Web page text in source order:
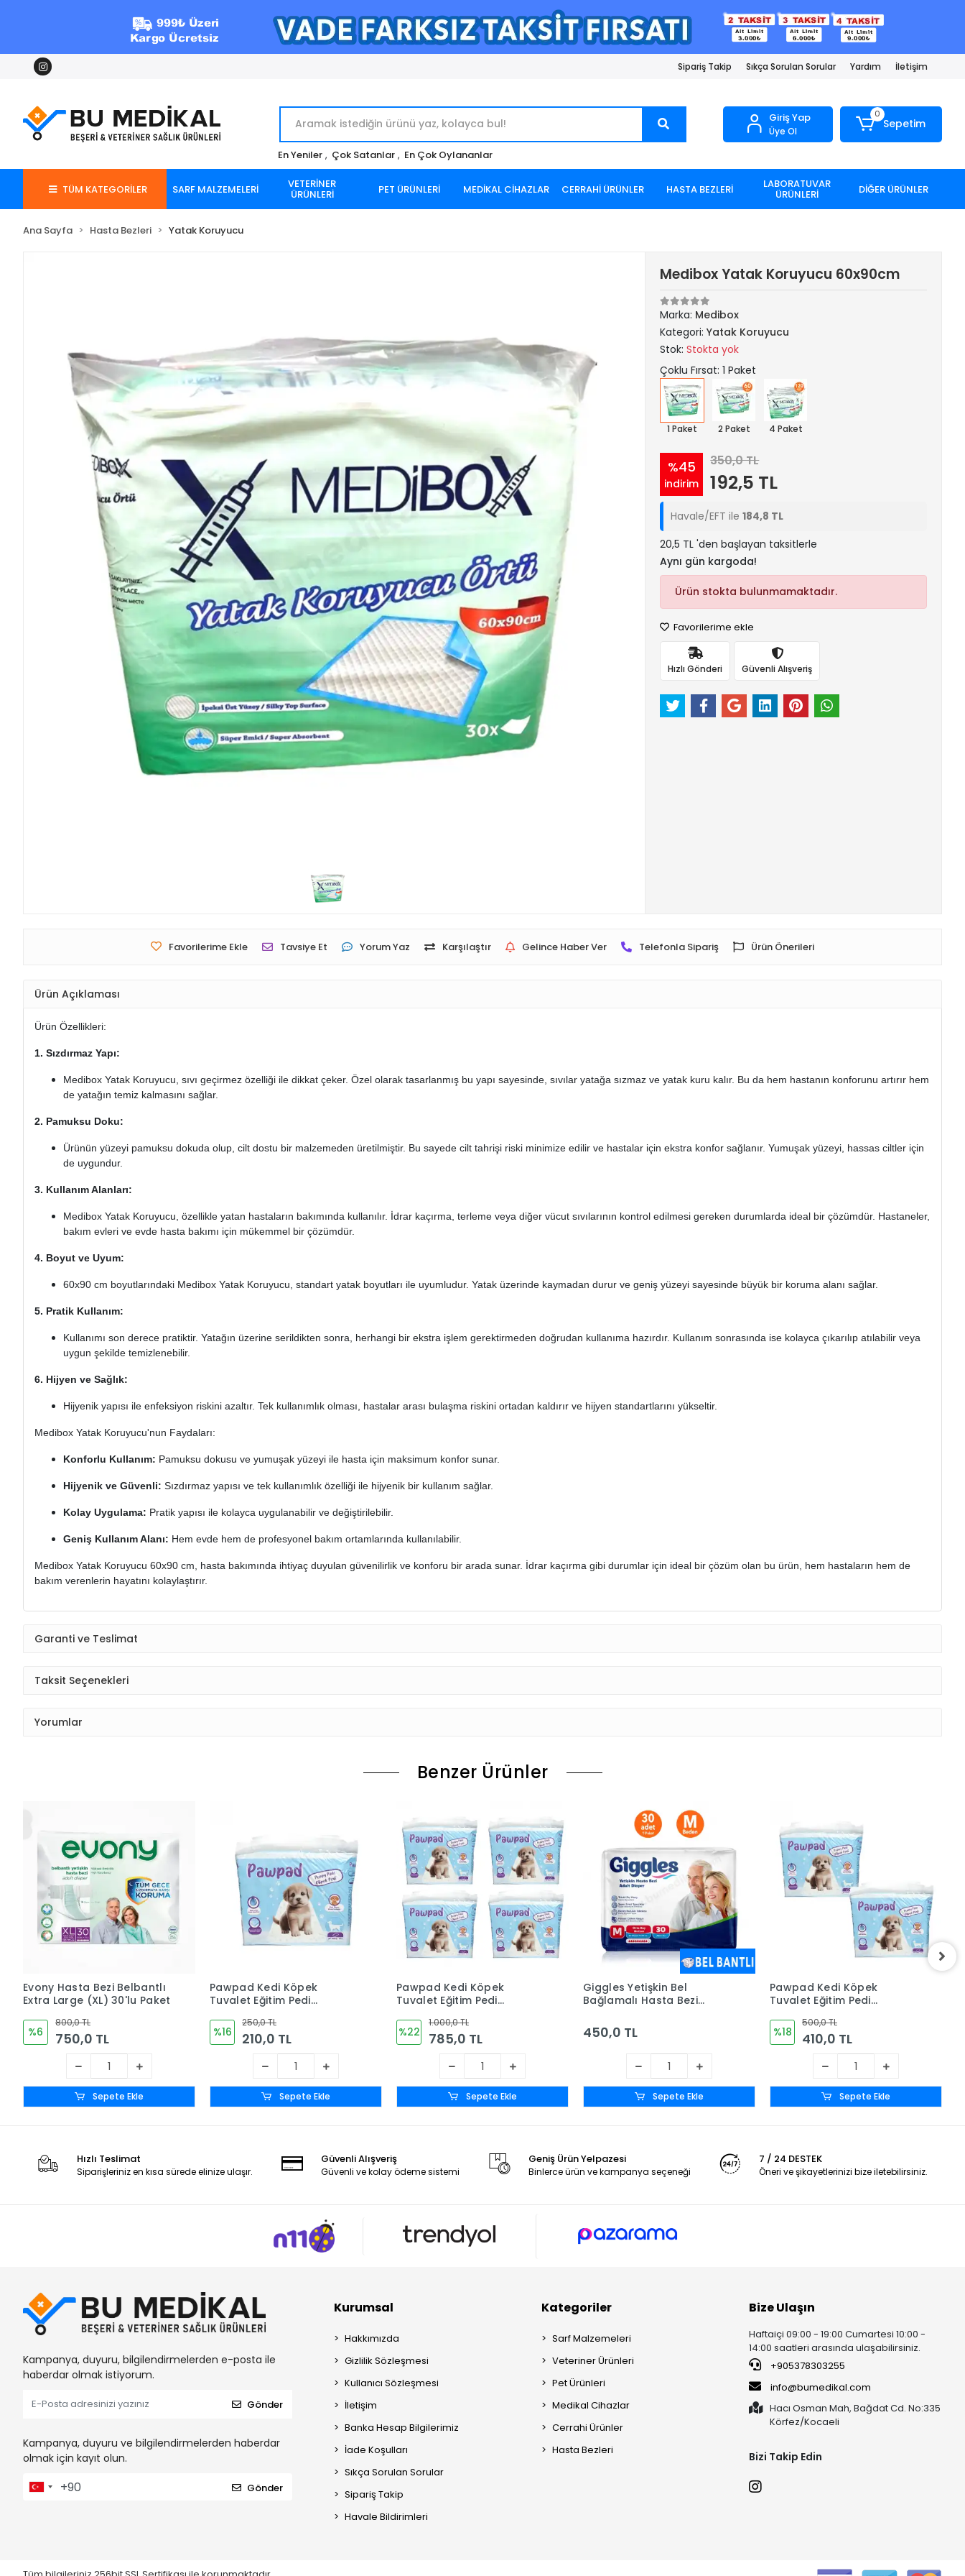
Sipariş Takip Sıkça Sorulan Sorular Yardım İletişim
En Yeniler , Çok Satanlar , En Çok Oylananlar
Giriş Yap
Üye Ol
0
Sepetim
TÜM KATEGORİLER SARF MALZEMELERİ VETERİNER
ÜRÜNLERİ PET ÜRÜNLERİ MEDİKAL CİHAZLAR CERRAHİ ÜRÜNLER HASTA BEZLERİ LABORATUVAR
ÜRÜNLERİ DİĞER ÜRÜNLER
Ana Sayfa Hasta Bezleri Yatak Koruyucu
Medibox Yatak Koruyucu 60x90cm
Marka: Medibox
Kategori:Yatak Koruyucu
Stok:Stokta yok
Çoklu Fırsat: 1 Paket
1 Paket 2 Paket 4 Paket
%45
indirim
350,0 TL
192,5 TL
Havale/EFT ile184,8 TL
20,5 TL 'den başlayan taksitlerle
Aynı gün kargoda!
Ürün stokta bulunmamaktadır.
Favorilerime ekle
Hızlı Gönderi Güvenli Alışveriş
Favorilerime Ekle Tavsiye Et Yorum Yaz Karşılaştır Gelince Haber Ver Telefonla Sipariş Ürün Önerileri
Ürün Açıklaması
Ürün Özellikleri:
1. Sızdırmaz Yapı:
Medibox Yatak Koruyucu, sıvı geçirmez özelliği ile dikkat çeker. Özel olarak tasarlanmış bu yapı sayesinde, sıvılar yatağa sızmaz ve yatak kuru kalır. Bu da hem hastanın konforunu artırır hem
de yatağın temiz kalmasını sağlar.
2. Pamuksu Doku:
Ürünün yüzeyi pamuksu dokuda olup, cilt dostu bir malzemeden üretilmiştir. Bu sayede cilt tahrişi riski minimize edilir ve hastalar için ekstra konfor sağlanır. Yumuşak yüzeyi, hassas ciltler için
de uygundur.
3. Kullanım Alanları:
Medibox Yatak Koruyucu, özellikle yatan hastaların bakımında kullanılır. İdrar kaçırma, terleme veya diğer vücut sıvılarının kontrol edilmesi gereken durumlarda ideal bir çözümdür. Hastaneler,
bakım evleri ve evde hasta bakımı için mükemmel bir çözümdür.
4. Boyut ve Uyum:
60x90 cm boyutlarındaki Medibox Yatak Koruyucu, standart yatak boyutları ile uyumludur. Yatak üzerinde kaymadan durur ve geniş yüzeyi sayesinde büyük bir koruma alanı sağlar.
5. Pratik Kullanım:
Kullanımı son derece pratiktir. Yatağın üzerine serildikten sonra, herhangi bir ekstra işlem gerektirmeden doğrudan kullanıma hazırdır. Kullanım sonrasında ise kolayca çıkarılıp atılabilir veya
uygun şekilde temizlenebilir.
6. Hijyen ve Sağlık:
Hijyenik yapısı ile enfeksiyon riskini azaltır. Tek kullanımlık olması, hastalar arası bulaşma riskini ortadan kaldırır ve hijyen standartlarını yükseltir.
Medibox Yatak Koruyucu'nun Faydaları:
Konforlu Kullanım: Pamuksu dokusu ve yumuşak yüzeyi ile hasta için maksimum konfor sunar.
Hijyenik ve Güvenli: Sızdırmaz yapısı ve tek kullanımlık özelliği ile hijyenik bir kullanım sağlar.
Kolay Uygulama: Pratik yapısı ile kolayca uygulanabilir ve değiştirilebilir.
Geniş Kullanım Alanı: Hem evde hem de profesyonel bakım ortamlarında kullanılabilir.
Medibox Yatak Koruyucu 60x90 cm, hasta bakımında ihtiyaç duyulan güvenilirlik ve konforu bir arada sunar. İdrar kaçırma gibi durumlar için ideal bir çözüm olan bu ürün, hem hastaların hem de
bakım verenlerin hayatını kolaylaştırır.
Garanti ve Teslimat
Taksit Seçenekleri
Yorumlar
Benzer Ürünler
Evony Hasta Bezi Belbantlı
Extra Large (XL) 30'lu Paket
%6
800,0 TL
750,0 TL
Sepete Ekle
Pawpad Kedi Köpek
Tuvalet Eğitim Pedi
%16
250,0 TL
210,0 TL
Sepete Ekle
Pawpad Kedi Köpek
Tuvalet Eğitim Pedi
Paket
%22
1.000,0 TL
785,0 TL
Sepete Ekle
Giggles Yetişkin Bel
Bağlamalı Hasta Bezi
450,0 TL
Sepete Ekle
Pawpad Kedi Köpek
Tuvalet Eğitim Pedi
%18
500,0 TL
410,0 TL
Sepete Ekle
Hızlı Teslimat
Siparişleriniz en kısa sürede elinize ulaşır.
Güvenli Alışveriş
Güvenli ve kolay ödeme sistemi
Geniş Ürün Yelpazesi
Binlerce ürün ve kampanya seçeneği
7 / 24 DESTEK
Öneri ve şikayetlerinizi bize iletebilirsiniz.
Kampanya, duyuru, bilgilendirmelerden e-posta ile
haberdar olmak istiyorum.
Gönder
Kampanya, duyuru ve bilgilendirmelerden haberdar
olmak için kayıt olun.
Gönder
Kurumsal
Hakkımızda
Gizlilik Sözleşmesi
Kullanıcı Sözleşmesi
İletişim
Banka Hesap Bilgilerimiz
İade Koşulları
Sıkça Sorulan Sorular
Sipariş Takip
Havale Bildirimleri
Kategoriler
Sarf Malzemeleri
Veteriner Ürünleri
Pet Ürünleri
Medikal Cihazlar
Cerrahi Ürünler
Hasta Bezleri
Bize Ulaşın
Haftaiçi 09:00 - 19:00 Cumartesi 10:00 -
14:00 saatleri arasında ulaşabilirsiniz.
+905378303255
info@bumedikal.com
Hacı Osman Mah, Bağdat Cd. No:335
Körfez/Kocaeli
Bizi Takip Edin